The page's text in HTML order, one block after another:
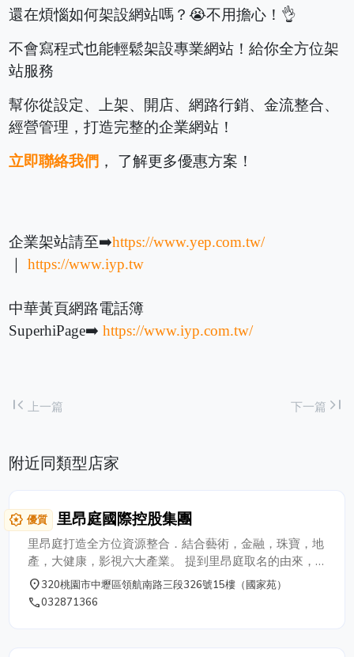
還在煩惱如何架設網站嗎？😭不用擔心！👌
不會寫程式也能輕鬆架設專業網站！給你全方位架
站服務
幫你從設定、上架、開店、網路行銷、金流整合、
經營管理，打造完整的企業網站！
立即聯絡我們 ， 了解更多優惠方案！
企業架站請至➡️https://www.yep.com.tw/
｜https://www.iyp.tw
中華黃頁網路電話簿
SuperhiPage➡️https://www.iyp.com.tw/
first_page 上一篇 下一篇 last_page
附近同類型店家
award_star 優質 里昂庭國際控股集團
里昂庭打造全方位資源整合．結合藝術，金融，珠寶，地
產，大健康，影視六大產業。 提到里昂庭取名的由來，
「里」是土地上面的「田 」，合起來成「里」字，
「里」是生活中的基礎；「昂」，是昂首闊步；「庭」是
place320桃園市中壢區領航南路三段326號15樓（國家苑）
phone032871366